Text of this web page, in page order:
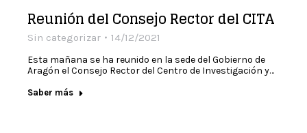
Reunión del Consejo Rector del CITA
Sin categorizar 14/12/2021
Esta mañana se ha reunido en la sede del Gobierno de
Aragón el Consejo Rector del Centro de Investigación y…
Saber más